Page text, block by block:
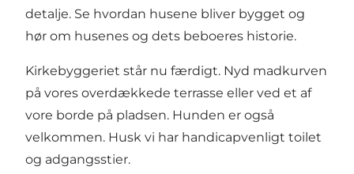
detalje. Se hvordan husene bliver bygget og
hør om husenes og dets beboeres historie.
Kirkebyggeriet står nu færdigt. Nyd madkurven
på vores overdækkede terrasse eller ved et af
vore borde på pladsen. Hunden er også
velkommen. Husk vi har handicapvenligt toilet
og adgangsstier.